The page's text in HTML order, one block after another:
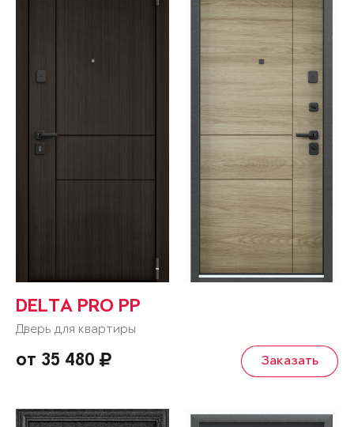
DELTA PRO PP
Дверь для квартиры
от 35 480 Заказать